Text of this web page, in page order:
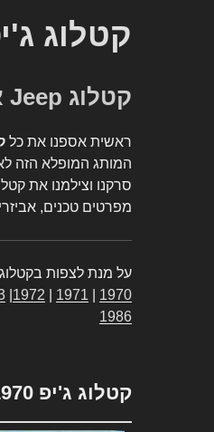
קטלוג
קטלוג Jeep אספנות
ראשית אספנו את כל
המותג המופלא הזה
סרקנו וצילמנו את
מפרטים טכנים,
על מנת לצפות
1970
1971
1972
1986
קטלוג ג'יפ 1970